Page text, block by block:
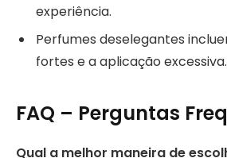
experiência.
Perfumes deselegantes
fortes e a aplicação excessiva.
FAQ – Perguntas
Qual a melhor maneira de